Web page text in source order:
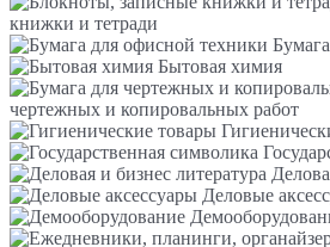
книжки и тетради
Бытовая химия
чертежных и копировальных работ
Деловые